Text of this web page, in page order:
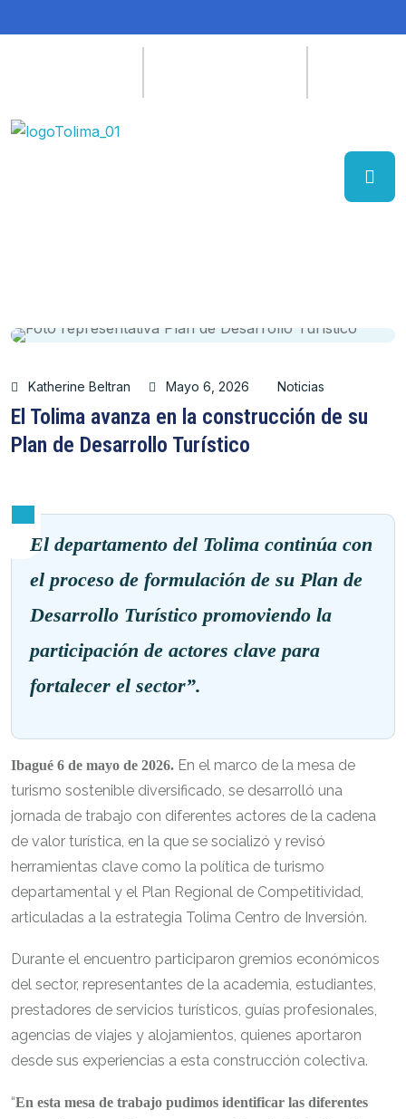
Katherine Beltran Mayo 6, 2026 Noticias
El Tolima avanza en la construcción de su
Plan de Desarrollo Turístico
El departamento del Tolima continúa con
el proceso de formulación de su Plan de
Desarrollo Turístico promoviendo la
participación de actores clave para
fortalecer el sector”.
Ibagué 6 de mayo de 2026. En el marco de la mesa de
turismo sostenible diversificado, se desarrolló una
jornada de trabajo con diferentes actores de la cadena
de valor turística, en la que se socializó y revisó
herramientas clave como la política de turismo
departamental y el Plan Regional de Competitividad,
articuladas a la estrategia Tolima Centro de Inversión.
Durante el encuentro participaron gremios económicos
del sector, representantes de la academia, estudiantes,
prestadores de servicios turísticos, guías profesionales,
agencias de viajes y alojamientos, quienes aportaron
desde sus experiencias a esta construcción colectiva.
“En esta mesa de trabajo pudimos identificar las diferentes